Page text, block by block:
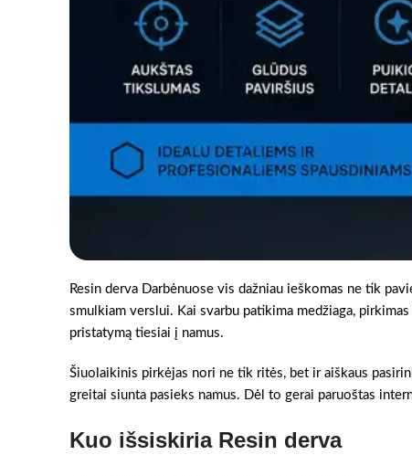
Resin derva Darbėnuose vis dažniau ieškomas ne tik
smulkiam verslui. Kai svarbu patikima medžiaga,
pristatymą tiesiai į namus.
Šiuolaikinis pirkėjas nori ne tik ritės, bet ir aiškaus
greitai siunta pasieks namus. Dėl to gerai paruoštas
Kuo išsiskiria Resin derva